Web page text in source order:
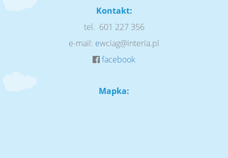
Kontakt:
tel. 601 227 356
e-mail: ewciag@interia.pl
facebook
Mapka: